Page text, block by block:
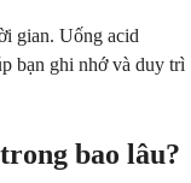
gian. Uống acid
bạn ghi nhớ và duy trì
bao lâu?